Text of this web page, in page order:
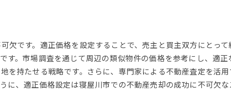
ア別の売却時期の見極め
物件の動向とその対策
経済の影響と売却戦略
欠です。適正価格を設定することで、売主と買主双方にとっ
す。市場調査を通じて周辺の類似物件の価格を参考にし、適
を持たせる戦略です。さらに、専門家による不動産査定を活
、適正価格設定は寝屋川市での不動産売却の成功に不可欠な